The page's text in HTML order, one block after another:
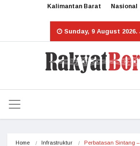
Kalimantan Barat Nasional
Sunday, 9 August 2026.
Home Infrastruktur Perbatasan Sintang